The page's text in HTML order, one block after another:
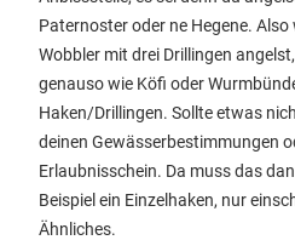
Paternoster oder ne Hegene.
Wobbler mit drei Drillingen
genauso wie Köfi oder
Haken/Drillingen. Sollte etwas
deinen Gewässerbestimmungen
Erlaubnisschein. Da muss das
Beispiel ein Einzelhaken, nur
Ähnliches.